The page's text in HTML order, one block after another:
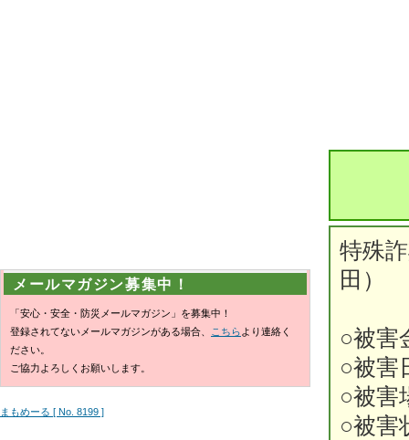
特殊
田）
○被害
○被害
○被害
○被害
メールマガジン募集中！
「安心・安全・防災メールマガジン」を募集中！
登録されてないメールマガジンがある場合、
こちら より連絡く
ださい。
ご協力よろしくお願いします。
まもめーる [ No. 8199 ]